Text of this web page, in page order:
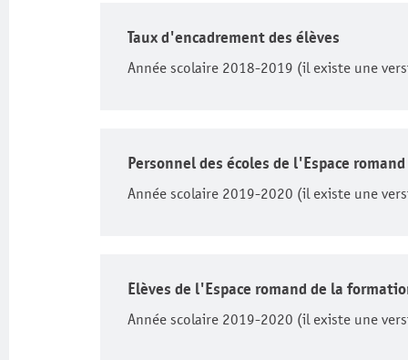
Taux d'encadrement des élèves
Année scolaire 2018-2019 (il existe une
Personnel des écoles de l'Espace
Année scolaire 2019-2020 (il existe une
Élèves de l'Espace romand de la
Année scolaire 2019-2020 (il existe une